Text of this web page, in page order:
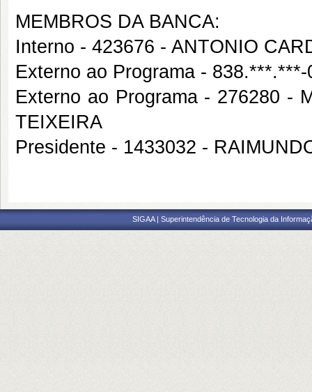
MEMBROS DA BANCA:
Interno - 423676 - ANTONIO
Externo ao Programa -
Externo ao Programa - 276280 -
TEIXEIRA
Presidente - 1433032 -
SIGAA | Superintendência de Tecnologia da